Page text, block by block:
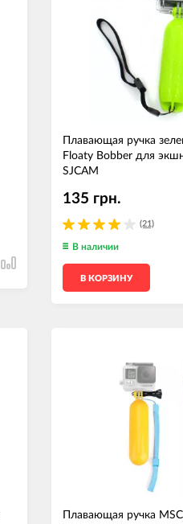
Плавающая ручка
Floaty Bobber для
SJCAM
(21)
135 грн.
В наличии
В КОРЗИНУ
Плавающая ручка